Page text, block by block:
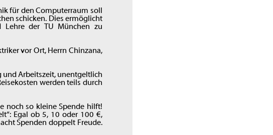
für den Computerraum soll
schicken. Dies ermöglicht
Lehre der TU München zu
vor Ort, Herrn Chinzana,
und Arbeitszeit, unentgeltlich
werden teils durch
noch so kleine Spende hilft!
Egal ob 5, 10 oder 100 €,
Spenden doppelt Freude.